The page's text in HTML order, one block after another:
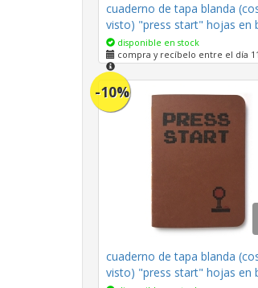
cuaderno de tapa blanda
visto) "press start" hojas en
/ rosa fucsia / 10 x 14 cm
disponible en stock
compra y recíbelo entre el día
-10%
cuaderno de tapa blanda
visto) "press start" hojas en